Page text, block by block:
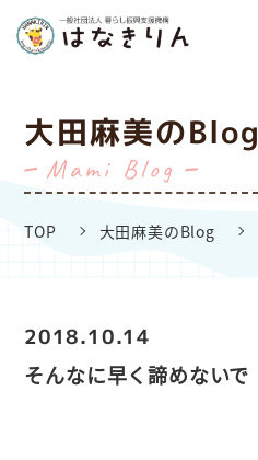
大田麻美のBlog
Mami Blog
TOP 大田麻美のBlog
2018.10.14
そんなに早く諦めないで